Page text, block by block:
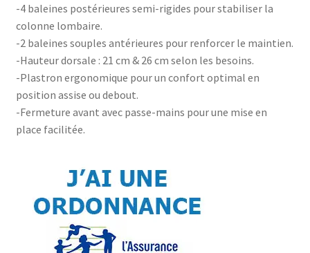
-4 baleines postérieures semi-rigides pour stabiliser la
colonne lombaire.
-2 baleines souples antérieures pour renforcer le maintien.
-Hauteur dorsale : 21 cm & 26 cm selon les besoins.
-Plastron ergonomique pour un confort optimal en
position assise ou debout.
-Fermeture avant avec passe-mains pour une mise en
place facilitée.